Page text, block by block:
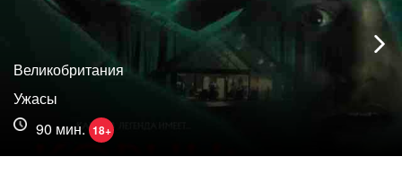
Великобритания
Ужасы
90 мин. 18+